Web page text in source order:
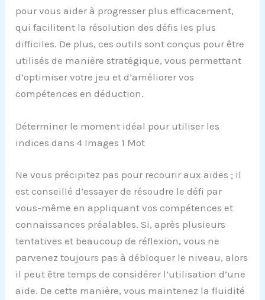
pour vous aider à progresser plus efficacement,
qui facilitent la résolution des défis les plus
difficiles. De plus, ces outils sont conçus pour être
utilisés de manière stratégique, vous permettant
d’optimiser votre jeu et d’améliorer vos
compétences en déduction.
Déterminer le moment idéal pour utiliser les
indices dans 4 Images 1 Mot
Ne vous précipitez pas pour recourir aux aides ; il
est conseillé d’essayer de résoudre le défi par
vous-même en appliquant vos compétences et
connaissances préalables. Si, après plusieurs
tentatives et beaucoup de réflexion, vous ne
parvenez toujours pas à débloquer le niveau, alors
il peut être temps de considérer l’utilisation d’une
aide. De cette manière, vous maintenez la fluidité